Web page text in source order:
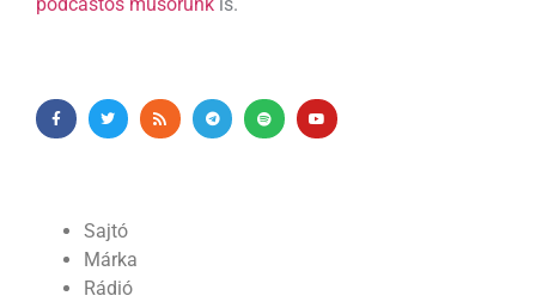
podcastos műsorunk is.
Sajtó
Márka
Rádió